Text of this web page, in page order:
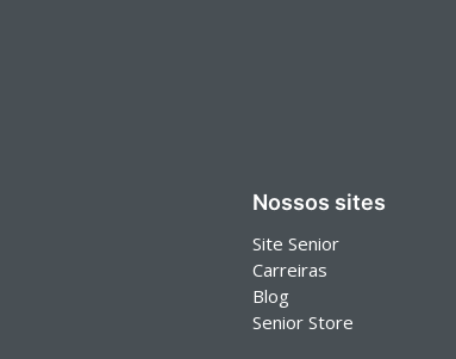
Nossos sites
Site Senior
Carreiras
Blog
Senior Store